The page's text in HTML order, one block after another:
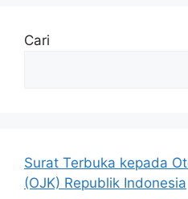
Cari
Surat Terbuka kepada
(OJK) Republik Indonesia